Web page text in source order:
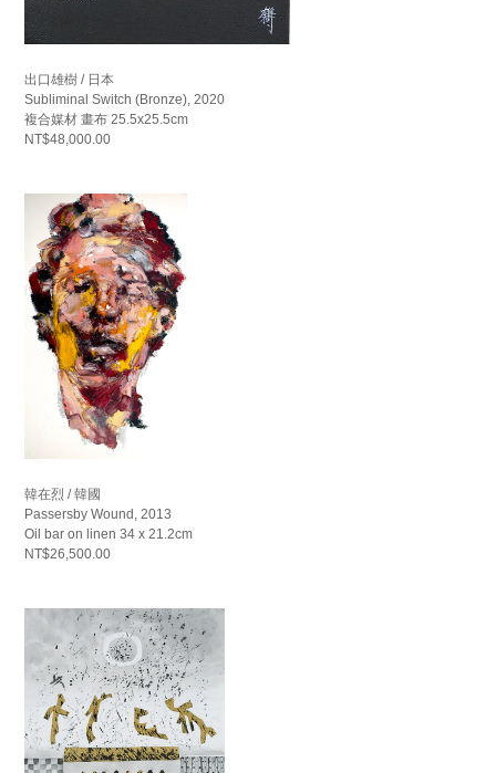
出口雄樹 / 日本
Subliminal Switch (Bronze), 2020
複合媒材 畫布 25.5x25.5cm
NT$48,000.00
韓在烈 / 韓國
Passersby Wound, 2013
Oil bar on linen 34 x 21.2cm
NT$26,500.00